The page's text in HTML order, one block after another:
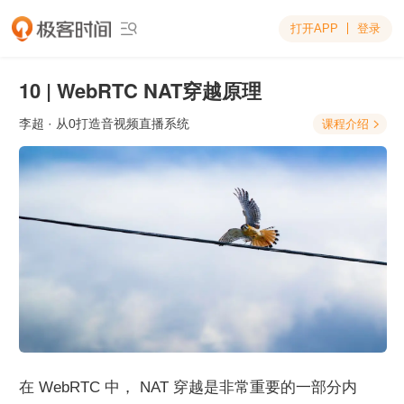
 打开APP 登录
10 | WebRTC NAT穿越原理
李超 · 从0打造音视频直播系统 课程介绍 
在 WebRTC 中， NAT 穿越是非常重要的一部分内